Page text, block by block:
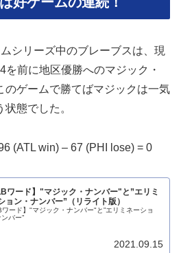
シリーズ中のブレーブスは、現
前に地区優勝へのマジック・
のゲームで勝てばマジックは一気
態でした。
(ATL win) – 67 (PHI lose) = 0
ワード】"マジック・ナンバー"と”エリミ
ョン・ナンバー”（リライト版）
ワード】"マジック・ナンバー"と”エリミネーショ
バー”
2021.09.15